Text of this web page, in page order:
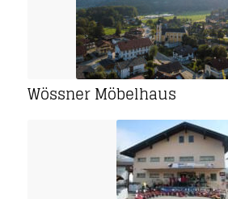
Wössner Möbelhaus